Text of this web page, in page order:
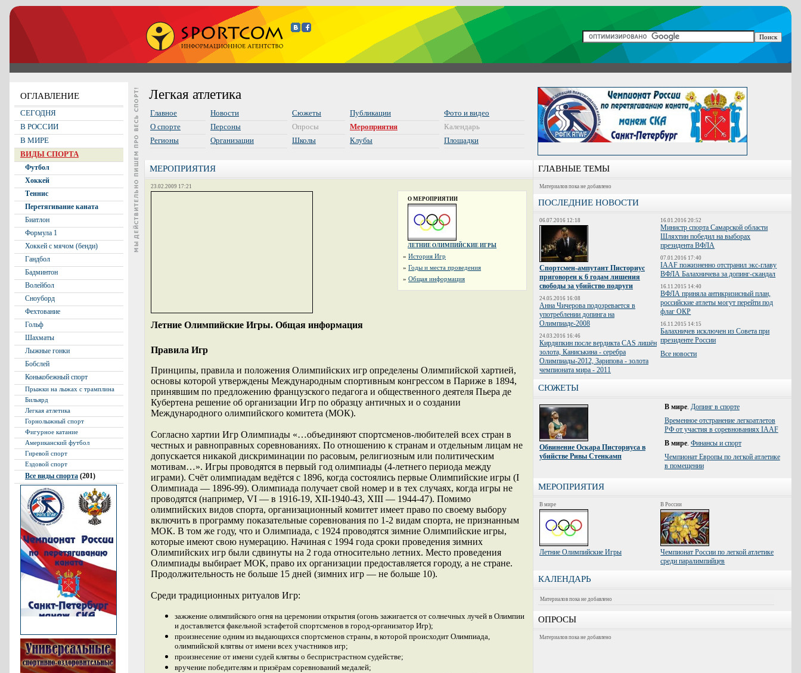
ОГЛАВЛЕНИЕ
СЕГОДНЯ
В РОССИИ
В МИРЕ
ВИДЫ СПОРТА
Футбол
Хоккей
Теннис
Перетягивание каната
Биатлон
Формула 1
Хоккей с мячом (бенди)
Гандбол
Бадминтон
Волейбол
Сноуборд
Фехтование
Гольф
Шахматы
Лыжные гонки
Бобслей
Конькобежный спорт
Прыжки на лыжах с трамплина
Бильярд
Легкая атлетика
Горнолыжный спорт
Фигурное катание
Американский футбол
Гиревой спорт
Ездовой спорт
Все виды спорта (201)
Легкая атлетика
Главное
О спорте
Регионы
Новости
Персоны
Организации
Сюжеты
Опросы
Школы
Публикации
Мероприятия
Клубы
Фото и видео
Календарь
Площадки
МЕРОПРИЯТИЯ
О МЕРОПРИЯТИИ
ЛЕТНИЕ ОЛИМПИЙСКИЕ ИГРЫ
»История Игр
»Годы и места проведения
»Общая информация
23.02.2009 17:21
Летние Олимпийские Игры. Общая информация
Правила Игр
Принципы, правила и положения Олимпийских игр определены Олимпийской хартией,
основы которой утверждены Международным спортивным конгрессом в Париже в 1894,
принявшим по предложению французского педагога и общественного деятеля Пьера де
Кубертена решение об организации Игр по образцу античных и о создании
Международного олимпийского комитета (МОК).
Согласно хартии Игр Олимпиады «…объединяют спортсменов-любителей всех стран в
честных и равноправных соревнованиях. По отношению к странам и отдельным лицам не
допускается никакой дискриминации по расовым, религиозным или политическим
мотивам…». Игры проводятся в первый год олимпиады (4-летнего периода между
играми). Счёт олимпиадам ведётся с 1896, когда состоялись первые Олимпийские игры (I
Олимпиада — 1896-99). Олимпиада получает свой номер и в тех случаях, когда игры не
проводятся (например, VI — в 1916-19, XII-1940-43, XIII — 1944-47). Помимо
олимпийских видов спорта, организационный комитет имеет право по своему выбору
включить в программу показательные соревнования по 1-2 видам спорта, не признанным
МОК. В том же году, что и Олимпиада, с 1924 проводятся зимние Олимпийские игры,
которые имеют свою нумерацию. Начиная с 1994 года сроки проведения зимних
Олимпийских игр были сдвинуты на 2 года относительно летних. Место проведения
Олимпиады выбирает МОК, право их организации предоставляется городу, а не стране.
Продолжительность не больше 15 дней (зимних игр — не больше 10).
Среди традиционных ритуалов Игр:
зажжение олимпийского огня на церемонии открытия (огонь зажигается от солнечных лучей в Олимпии
и доставляется факельной эстафетой спортсменов в город-организатор Игр);
произнесение одним из выдающихся спортсменов страны, в которой происходит Олимпиада,
олимпийской клятвы от имени всех участников игр;
произнесение от имени судей клятвы о беспристрастном судействе;
вручение победителям и призёрам соревнований медалей;
ГЛАВНЫЕ ТЕМЫ
Материалов пока не добавлено
ПОСЛЕДНИЕ НОВОСТИ
06.07.2016 12:18
Спортсмен-ампутант Писториус
приговорен к 6 годам лишения
свободы за убийство подруги
24.05.2016 16:08
Анна Чичерова подозревается в
употреблении допинга на
Олимпиаде-2008
24.03.2016 16:46
Кирдяпкин после вердикта CAS лишён
золота, Каниськина - серебра
Олимпиады-2012, Зарипова - золота
чемпионата мира - 2011
16.01.2016 20:52
Министр спорта Самарской области
Шляхтин победил на выборах
президента ВФЛА
07.01.2016 17:40
IAAF пожизненно отстранил экс-главу
ВФЛА Балахничева за допинг-скандал
16.11.2015 14:40
ВФЛА приняла антикризисный план,
российские атлеты могут перейти под
флаг ОКР
16.11.2015 14:15
Балахничев исключен из Совета при
президенте России
Все новости
СЮЖЕТЫ
В мире. Допинг в спорте
Временное отстранение легкоатлетов
РФ от участия в соревнованиях IAAF
В мире. Финансы и спорт
Чемпионат Европы по легкой атлетике
в помещении
Обвинение Оскара Писториуса в
убийстве Ривы Стенкамп
МЕРОПРИЯТИЯ
В мире
Летние Олимпийские Игры
В России
Чемпионат России по легкой атлетике
среди паралимпийцев
КАЛЕНДАРЬ
Материалов пока не добавлено
ОПРОСЫ
Материалов пока не добавлено